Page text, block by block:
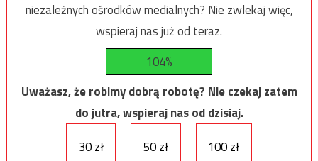
niezależnych ośrodków medialnych? Nie zwlekaj więc,
wspieraj nas już od teraz.
104%
Uważasz, że robimy dobrą robotę? Nie czekaj zatem
do jutra, wspieraj nas od dzisiaj.
30 zł
50 zł 100 zł